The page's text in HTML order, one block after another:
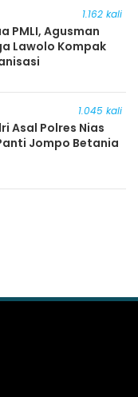
1.162 kali
PMLI, Agusman
Lawolo Kompak
1.045 kali
Asal Polres Nias
Jompo Betania